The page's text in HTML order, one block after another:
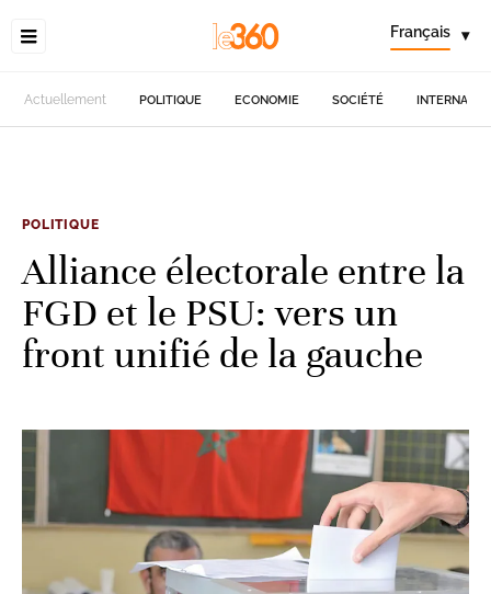
Français ▾
Actuellement POLITIQUE ECONOMIE SOCIÉTÉ
POLITIQUE
Alliance électorale entre la
FGD et le PSU: vers un
front unifié de la gauche